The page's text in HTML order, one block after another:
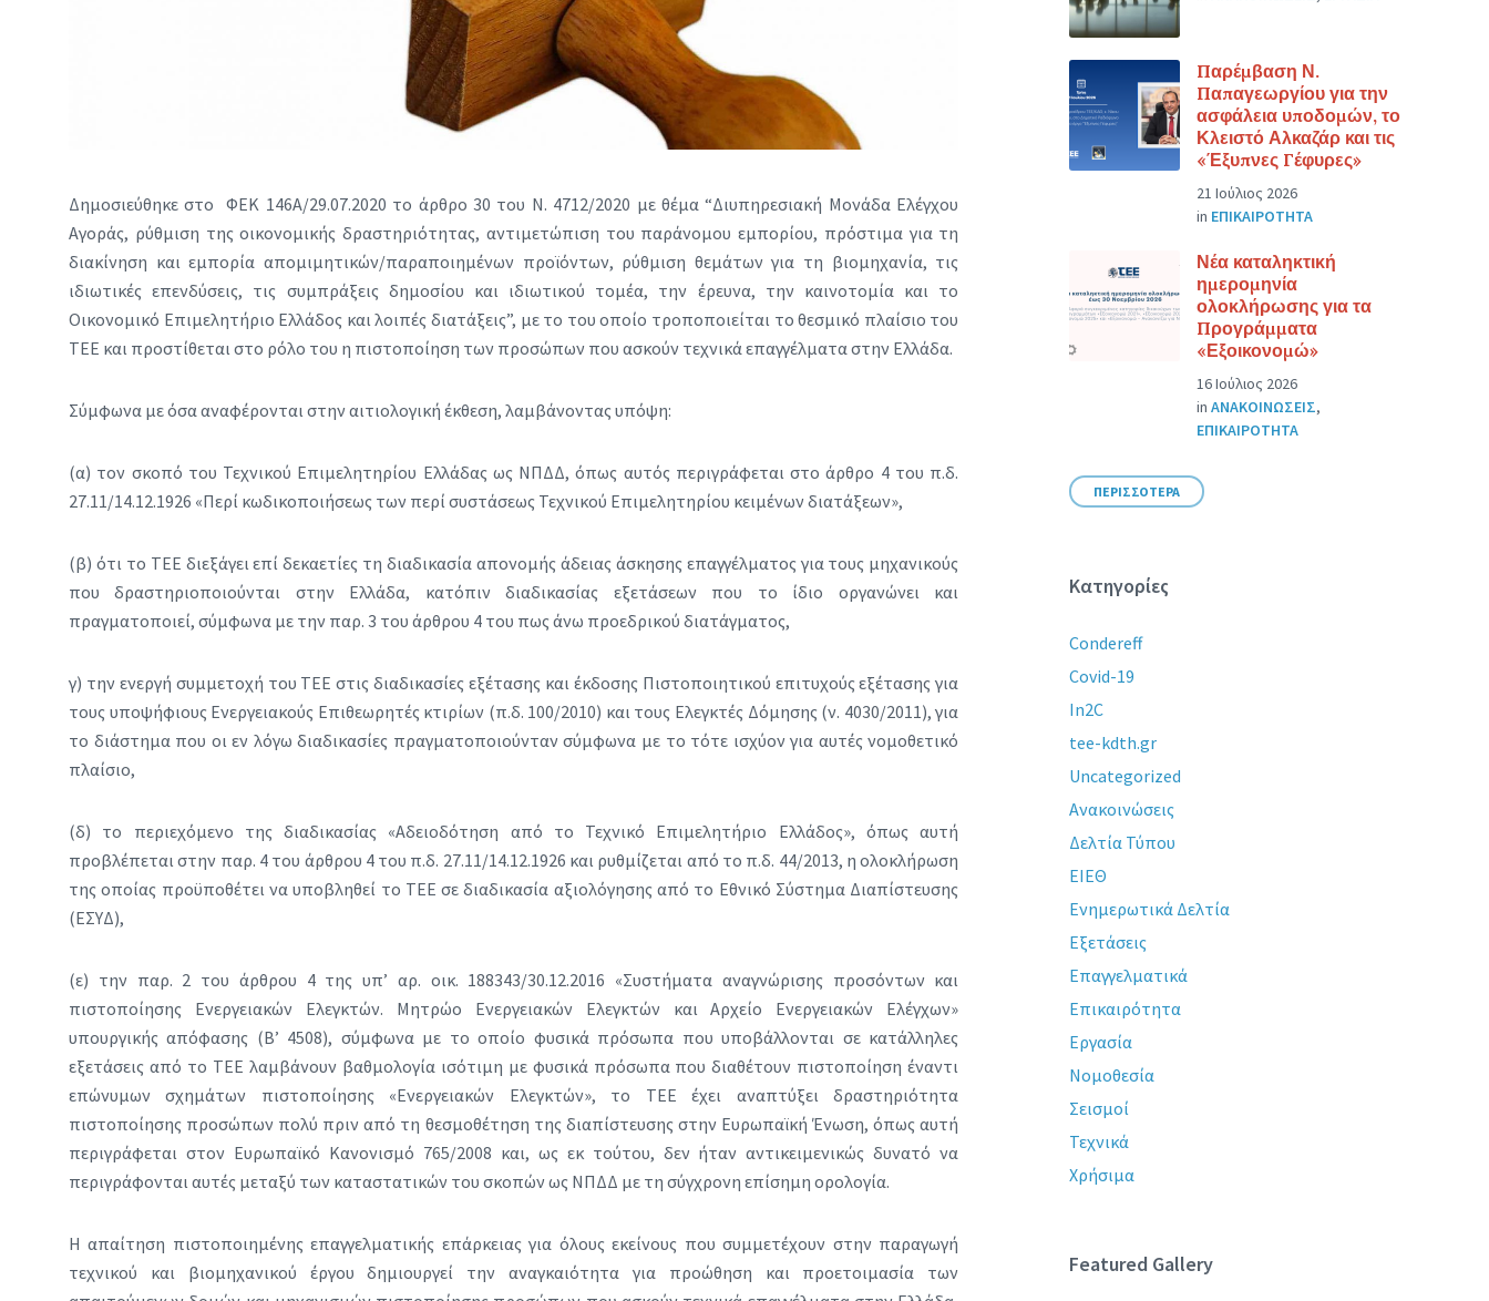
Δημοσιεύθηκε στο ΦΕΚ 146Α/29.07.2020 το άρθρο 30 του Ν. 4712/2020 με θέμα “Διυπηρεσιακή Μονάδα Ελέγχου
Αγοράς, ρύθμιση της οικονομικής δραστηριότητας, αντιμετώπιση του παράνομου εμπορίου, πρόστιμα για τη
διακίνηση και εμπορία απομιμητικών/παραποιημένων προϊόντων, ρύθμιση θεμάτων για τη βιομηχανία, τις
ιδιωτικές επενδύσεις, τις συμπράξεις δημοσίου και ιδιωτικού τομέα, την έρευνα, την καινοτομία και το
Οικονομικό Επιμελητήριο Ελλάδος και λοιπές διατάξεις”, με το του οποίο τροποποιείται το θεσμικό πλαίσιο του
ΤΕΕ και προστίθεται στο ρόλο του η πιστοποίηση των προσώπων που ασκούν τεχνικά επαγγέλματα στην Ελλάδα.
Σύμφωνα με όσα αναφέρονται στην αιτιολογική έκθεση, λαμβάνοντας υπόψη:
(α) τον σκοπό του Τεχνικού Επιμελητηρίου Ελλάδας ως ΝΠΔΔ, όπως αυτός περιγράφεται στο άρθρο 4 του π.δ.
27.11/14.12.1926 «Περί κωδικοποιήσεως των περί συστάσεως Τεχνικού Επιμελητηρίου κειμένων διατάξεων»,
(β) ότι το ΤΕΕ διεξάγει επί δεκαετίες τη διαδικασία απονομής άδειας άσκησης επαγγέλματος για τους μηχανικούς
που δραστηριοποιούνται στην Ελλάδα, κατόπιν διαδικασίας εξετάσεων που το ίδιο οργανώνει και
πραγματοποιεί, σύμφωνα με την παρ. 3 του άρθρου 4 του πως άνω προεδρικού διατάγματος,
γ) την ενεργή συμμετοχή του ΤΕΕ στις διαδικασίες εξέτασης και έκδοσης Πιστοποιητικού επιτυχούς εξέτασης για
τους υποψήφιους Ενεργειακούς Επιθεωρητές κτιρίων (π.δ. 100/2010) και τους Ελεγκτές Δόμησης (ν. 4030/2011), για
το διάστημα που οι εν λόγω διαδικασίες πραγματοποιούνταν σύμφωνα με το τότε ισχύον για αυτές νομοθετικό
πλαίσιο,
(δ) το περιεχόμενο της διαδικασίας «Αδειοδότηση από το Τεχνικό Επιμελητήριο Ελλάδος», όπως αυτή
προβλέπεται στην παρ. 4 του άρθρου 4 του π.δ. 27.11/14.12.1926 και ρυθμίζεται από το π.δ. 44/2013, η ολοκλήρωση
της οποίας προϋποθέτει να υποβληθεί το ΤΕΕ σε διαδικασία αξιολόγησης από το Εθνικό Σύστημα Διαπίστευσης
(ΕΣΥΔ),
(ε) την παρ. 2 του άρθρου 4 της υπ’ αρ. οικ. 188343/30.12.2016 «Συστήματα αναγνώρισης προσόντων και
πιστοποίησης Ενεργειακών Ελεγκτών. Μητρώο Ενεργειακών Ελεγκτών και Αρχείο Ενεργειακών Ελέγχων»
υπουργικής απόφασης (Β’ 4508), σύμφωνα με το οποίο φυσικά πρόσωπα που υποβάλλονται σε κατάλληλες
εξετάσεις από το ΤΕΕ λαμβάνουν βαθμολογία ισότιμη με φυσικά πρόσωπα που διαθέτουν πιστοποίηση έναντι
επώνυμων σχημάτων πιστοποίησης «Ενεργειακών Ελεγκτών», το ΤΕΕ έχει αναπτύξει δραστηριότητα
πιστοποίησης προσώπων πολύ πριν από τη θεσμοθέτηση της διαπίστευσης στην Ευρωπαϊκή Ένωση, όπως αυτή
περιγράφεται στον Ευρωπαϊκό Κανονισμό 765/2008 και, ως εκ τούτου, δεν ήταν αντικειμενικώς δυνατό να
περιγράφονται αυτές μεταξύ των καταστατικών του σκοπών ως ΝΠΔΔ με τη σύγχρονη επίσημη ορολογία.
Η απαίτηση πιστοποιημένης επαγγελματικής επάρκειας για όλους εκείνους που συμμετέχουν στην παραγωγή
τεχνικού και βιομηχανικού έργου δημιουργεί την αναγκαιότητα για προώθηση και προετοιμασία των
Παρέμβαση Ν.
Παπαγεωργίου για την
ασφάλεια υποδομών, το
Κλειστό Αλκαζάρ και τις
«Έξυπνες Γέφυρες»
21 Ιούλιος 2026
in ΕΠΙΚΑΙΡΟΤΗΤΑ
Νέα καταληκτική
ημερομηνία
ολοκλήρωσης για τα
Προγράμματα
«Εξοικονομώ»
16 Ιούλιος 2026
inΑΝΑΚΟΙΝΩΣΕΙΣ,
ΕΠΙΚΑΙΡΟΤΗΤΑ
ΠΕΡΙΣΣΟΤΕΡΑ
Κατηγορίες
Condereff
Covid-19
In2C
tee-kdth.gr
Uncategorized
Ανακοινώσεις
Δελτία Τύπου
ΕΙΕΘ
Ενημερωτικά Δελτία
Εξετάσεις
Επαγγελματικά
Επικαιρότητα
Εργασία
Νομοθεσία
Σεισμοί
Τεχνικά
Χρήσιμα
Featured Gallery